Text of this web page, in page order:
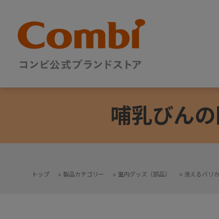
哺乳びん
トップ > 製品カテゴリー > 室内グッズ（部品） > 洗えるバリ